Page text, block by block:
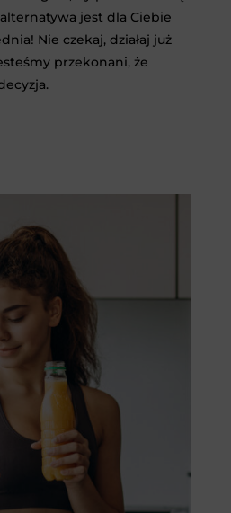
jest dla Ciebie
Nie czekaj, działaj już
przekonani, że